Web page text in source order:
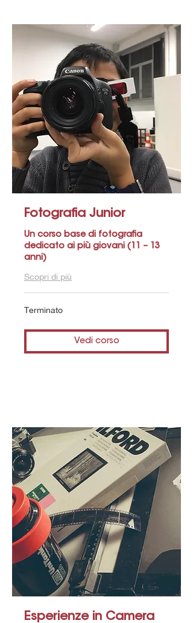
Fotografia Junior
Un corso base di fotografia
dedicato ai più giovani (11 – 13
anni)
Scopri di più
Terminato
Vedi corso
Esperienze in Camera